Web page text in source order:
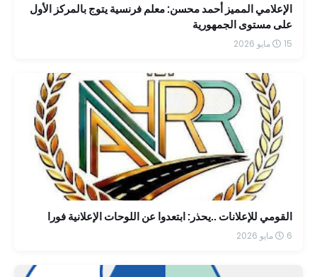
الإعلامي المميز أحمد محسن: معلم فرنسية يتوج بالمركز الأول
على مستوى الجمهورية
15 مايو 2026
القومي للإعلانات ..يحذر: ابتعدوا عن اللوحات الإعلانية فورا
6 مايو 2026